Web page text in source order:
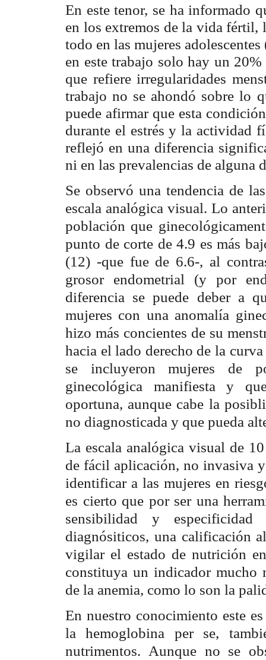
En este tenor, se ha informado
en los extremos de la vida fértil,
todo en las mujeres
en este trabajo solo hay un
que refiere irregularidades
trabajo no se ahondó sobre lo
puede afirmar que esta
durante el estrés y la actividad
reflejó en una diferencia
ni en las prevalencias de alguna
Se observó una tendencia de
escala analógica visual. Lo
población que
punto de corte de 4.9 es más
(12) -que fue de 6.6-, al
grosor endometrial (y por
diferencia se puede deber a
mujeres con una anomalía
hizo más concientes de su
hacia el lado derecho de la
se incluyeron mujeres de
ginecológica manifiesta y
oportuna, aunque cabe la
no diagnosticada y que pueda
La escala analógica visual de
de fácil aplicación, no invasiva
identificar a las mujeres en
es cierto que por ser una
sensibilidad y
diagnósiticos, una calificación
vigilar el estado de nutrición
constituya un indicador mucho
de la anemia, como lo son la
En nuestro conocimiento este
la hemoglobina per se,
nutrimentos. Aunque no se